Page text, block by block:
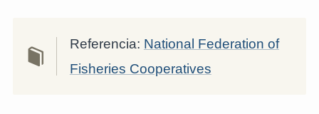
Referencia: National Federation of
Fisheries Cooperatives